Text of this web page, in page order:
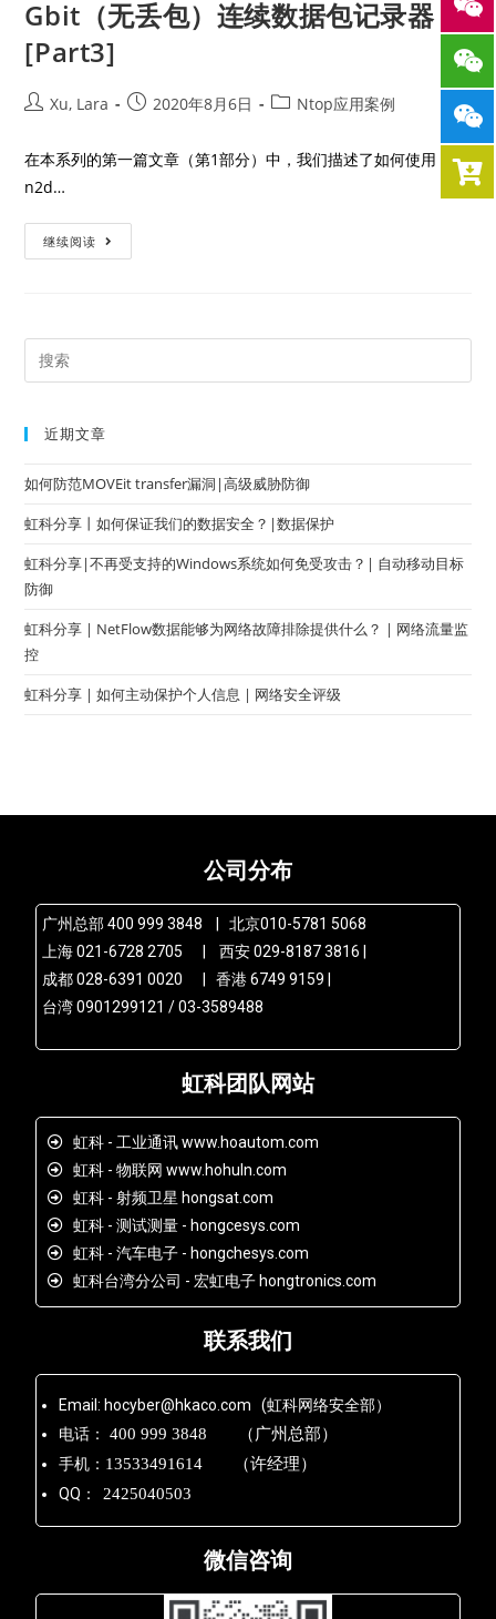
Gbit（无丢包）连续数据包记录器
[Part3]
Xu, Lara 2020年8月6日 Ntop应用案例
在本系列的第一篇文章（第1部分）中，我们描述了如何使用
n2d…
继续阅读
近期文章
如何防范MOVEit transfer漏洞|高级威胁防御
虹科分享丨如何保证我们的数据安全？|数据保护
虹科分享|不再受支持的Windows系统如何免受攻击？| 自动移动目标
防御
虹科分享 | NetFlow数据能够为网络故障排除提供什么？ | 网络流量监
控
虹科分享 | 如何主动保护个人信息 | 网络安全评级
公司分布
广州总部 400 999 3848 | 北京010-5781 5068
上海 021-6728 2705 | 西安 029-8187 3816 |
成都 028-6391 0020 | 香港 6749 9159 |
台湾 0901299121 / 03-3589488
虹科团队网站
虹科 - 工业通讯 www.hoautom.com
虹科 - 物联网 www.hohuln.com
虹科 - 射频卫星 hongsat.com
虹科 - 测试测量 - hongcesys.com
虹科 - 汽车电子 - hongchesys.com
虹科台湾分公司 - 宏虹电子 hongtronics.com
联系我们
Email: hocyber@hkaco.com (虹科网络安全部）
电话：
400 999 3848 （广州总部）
手机： 13533491614 （许经理）
QQ： 2425040503
微信咨询